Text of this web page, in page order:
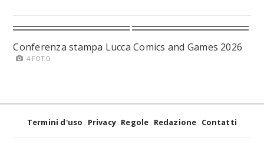
Conferenza stampa Lucca Comics and Games 2026
4 FOTO
Termini d'uso Privacy Regole Redazione Contatti